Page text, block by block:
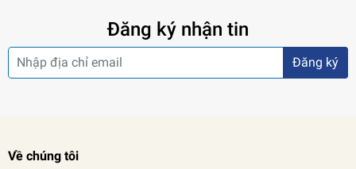
Đăng ký nhận tin
Đăng ký
Về chúng tôi